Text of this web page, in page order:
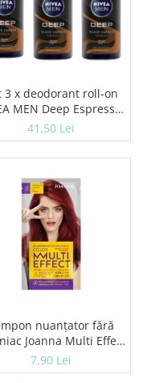
3 x deodorant roll-on
MEN Deep Espresso,
50 ml
41,50 Lei
nuanțator fără
Joanna Multi Effect
Roșu Coacăză, 35 ml
7,90 Lei